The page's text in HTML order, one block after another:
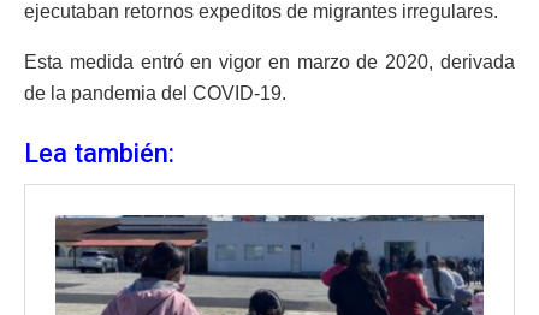
ejecutaban retornos expeditos de migrantes irregulares.
Esta medida entró en vigor en marzo de 2020, derivada
de la pandemia del COVID-19.
Lea también: